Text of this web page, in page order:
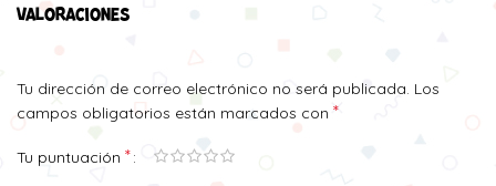
VALORACIONES
Tu dirección de correo electrónico no será publicada. Los
campos obligatorios están marcados con *
Tu puntuación *